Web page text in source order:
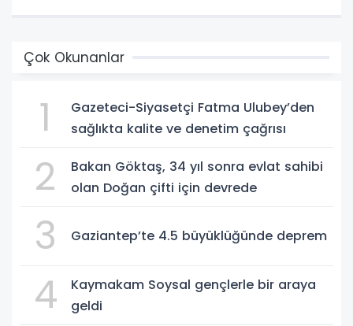
Çok Okunanlar
1
Gazeteci-Siyasetçi Fatma Ulubey’den
sağlıkta kalite ve denetim çağrısı
2
Bakan Göktaş, 34 yıl sonra evlat sahibi
olan Doğan çifti için devrede
3 Gaziantep’te 4.5 büyüklüğünde deprem
4
Kaymakam Soysal gençlerle bir araya
geldi